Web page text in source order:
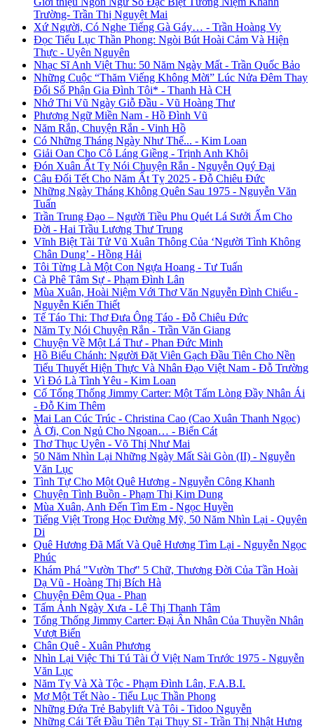
Trường- Trần Thị Nguyệt Mai
Xứ Người, Có Nghe Tiếng Gà Gáy… - Trần Hoàng Vy
Đọc Tiểu Lục Thần Phong: Ngòi Bút Hoài Cảm Và Hiện
Thực - Uyên Nguyên
Nhạc Sĩ Anh Việt Thu: 50 Năm Ngày Mất - Trần Quốc Bảo
Những Cuộc “Thăm Viếng Không Mời” Lúc Nửa Đêm Thay
Đổi Số Phận Gia Đình Tôi* - Thanh Hà CH
Nhớ Thi Vũ Ngày Giỗ Đầu - Vũ Hoàng Thư
Phương Ngữ Miền Nam - Hồ Đình Vũ
Năm Rắn, Chuyện Rắn - Vinh Hồ
Có Những Tháng Ngày Như Thế... - Kim Loan
Giải Oan Cho Cô Láng Giềng - Trịnh Anh Khôi
Đón Xuân Ất Tỵ Nói Chuyện Rắn - Nguyễn Quý Đại
Câu Đối Tết Cho Năm Ất Tỵ 2025 - Đỗ Chiêu Đức
Những Ngày Tháng Không Quên Sau 1975 - Nguyễn Văn
Tuấn
Trần Trung Đạo – Người Tiều Phu Quét Lá Sưởi Ấm Cho
Đời - Hai Trầu Lương Thư Trung
Vĩnh Biệt Tài Tử Vũ Xuân Thông Của ‘Người Tình Không
Chân Dung’ - Hồng Hải
Tôi Từng Là Một Con Ngựa Hoang - Tư Tuấn
Cà Phê Tâm Sự - Phạm Đình Lân
Mùa Xuân, Hoài Niệm Với Thơ Văn Nguyễn Đình Chiểu -
Nguyễn Kiến Thiết
Tế Táo Thi: Thơ Đưa Ông Táo - Đỗ Chiêu Đức
Năm Tỵ Nói Chuyện Rắn - Trần Văn Giang
Chuyện Về Một Lá Thư - Phan Đức Minh
Hồ Biểu Chánh: Người Đặt Viên Gạch Đầu Tiên Cho Nền
Tiểu Thuyết Hiện Thực Và Nhân Đạo Việt Nam - Đỗ Trường
Vì Đó Là Tình Yêu - Kim Loan
Cố Tổng Thống Jimmy Carter: Một Tấm Lòng Đầy Nhân Ái
- Đỗ Kim Thêm
Mai Lan Cúc Trúc - Christina Cao (Cao Xuân Thanh Ngọc)
À Ơi, Con Ngủ Cho Ngoan… - Biển Cát
Thơ Thục Uyên - Võ Thị Như Mai
50 Năm Nhìn Lại Những Ngày Mất Sài Gòn (II) - Nguyễn
Văn Lục
Tình Tự Cho Một Quê Hương - Nguyễn Công Khanh
Chuyện Tình Buồn - Phạm Thị Kim Dung
Mùa Xuân, Anh Đến Tìm Em - Ngọc Huyền
Tiếng Việt Trong Học Đường Mỹ, 50 Năm Nhìn Lại - Quyên
Di
Quê Hương Đã Mất Và Quê Hương Tìm Lại - Nguyễn Ngọc
Phúc
Khám Phá "Vườn Thơ" 5 Chữ, Thương Đời Của Tần Hoài
Dạ Vũ - Hoàng Thị Bích Hà
Chuyện Đêm Qua - Phan
Tấm Ảnh Ngày Xưa - Lê Thị Thanh Tâm
Tổng Thống Jimmy Carter: Đại Ân Nhân Của Thuyền Nhân
Vượt Biển
Chân Quê - Xuân Phương
Nhìn Lại Việc Thi Tú Tài Ở Việt Nam Trước 1975 - Nguyễn
Văn Lục
Năm Tỵ Và Xà Tộc - Phạm Đình Lân, F.A.B.I.
Mơ Một Tết Nào - Tiểu Lục Thần Phong
Những Đứa Trẻ Babylift Và Tôi - Tidoo Nguyễn
Những Cái Tết Đầu Tiên Tại Thụy Sĩ - Trần Thị Nhật Hưng